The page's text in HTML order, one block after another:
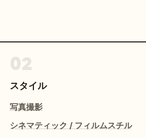
スタイル
写真撮影
シネマティック / フィルムスチル